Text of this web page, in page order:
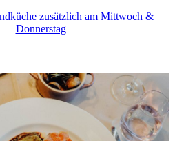
zusätzlich am Mittwoch &
Donnerstag